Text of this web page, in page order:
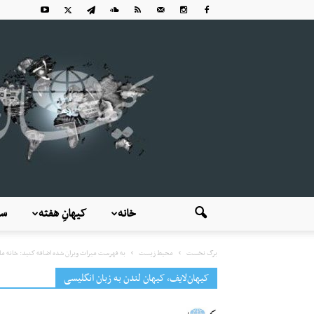
کیهانِ هفته خانه
برگ نخست محیط زیست به فهرست میراث ویران شده اضافه کنید: خانه
کیهان‌لایف، کیهان لندن به زبان انگلیسی